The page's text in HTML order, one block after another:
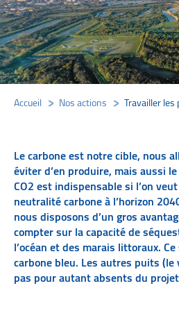
Accueil Nos actions Travailler
Le carbone est notre cible, nous
éviter d’en produire, mais aussi
CO2 est indispensable si l’on
neutralité carbone à l’horizon
nous disposons d’un gros
compter sur la capacité de
l’océan et des marais littoraux.
carbone bleu. Les autres puits
pas pour autant absents du